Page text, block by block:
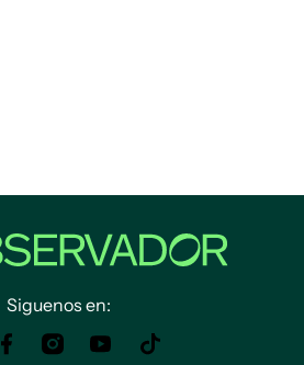
Siguenos en: